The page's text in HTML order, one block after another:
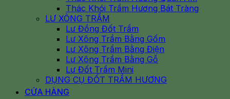
Thác Khói Trầm Hương Bát Tràng
LƯ XÔNG TRẦM
Lư Đồng Đốt Trầm
Lư Xông Trầm Bằng Gốm
Lư Xông Trầm Bằng Điện
Lư Xông Trầm Bằng Gỗ
Lư Đốt Trầm Mini
DỤNG CỤ ĐỐT TRẦM HƯƠNG
CỬA HÀNG